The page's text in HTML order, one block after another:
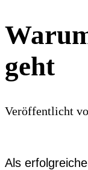
geht
Veröffentlicht
Als